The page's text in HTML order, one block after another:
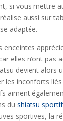
si vous mettre
aussi sur
adaptée.
enceintes
car elles n’ont pas
devient alors
les inconforts liés
aiment
du shiatsu sportif
sportives, la